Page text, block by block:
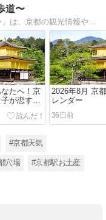
道〜
「おやかまっさん京都〜古都の散歩道〜」は、京都の観光情報やグルメ、お土産、イベント情報を提供するウェブサイトです。このサイトを通じて、京都の魅力を再発見し、旅のプランニングにご活用ください。
たへ！京
が恋する
ト
2026年8月 京
レンダー
36日前
#京都天気
穴場 #京都駅お土産